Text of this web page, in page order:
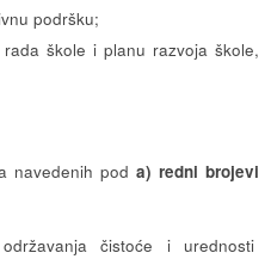
podršku;
škole i planu razvoja škole,
navedenih pod a) redni brojevi
čistoće i urednosti